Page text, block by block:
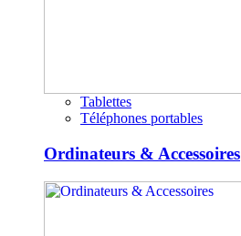
Tablettes
Téléphones portables
Ordinateurs & Accessoires